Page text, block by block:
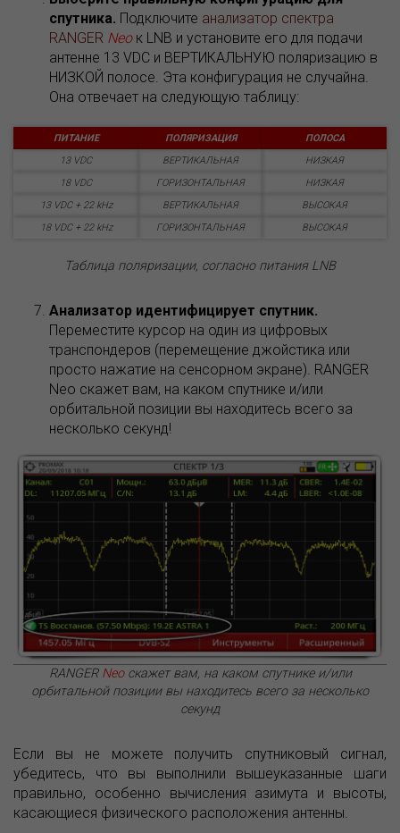
спутника. Подключите анализатор спектра
RANGER Neoк LNB и установите его для подачи
антенне 13 VDC и ВЕРТИКАЛЬНУЮ поляризацию в
НИЗКОЙ полосе. Эта конфигурация не случайна.
Она отвечает на следующую таблицу:
ПИТАНИЕ ПОЛЯРИЗАЦИЯ
ПОЛОСА
13 VDC
ВЕРТИКАЛЬНАЯ
НИЗКАЯ
18 VDC
ГОРИЗОНТАЛЬНАЯ
НИЗКАЯ
13 VDC + 22 kHz
ВЕРТИКАЛЬНАЯ
ВЫСОКАЯ
18 VDC + 22 kHz
ГОРИЗОНТАЛЬНАЯ ВЫСОКАЯ
Таблица поляризации, согласно питания LNB
Анализатор идентифицирует спутник.
Переместите курсор на один из цифровых
транспондеров (перемещение джойстика или
просто нажатие на сенсорном экране). RANGER
Neo скажет вам, на каком спутнике и/или
орбитальной позиции вы находитесь всего за
несколько секунд!
RANGER Neoскажет вам, на каком спутнике и/или
орбитальной позиции вы находитесь всего за несколько
секунд
Если вы не можете получить спутниковый сигнал,
убедитесь, что вы выполнили вышеуказанные шаги
правильно, особенно вычисления азимута и высоты,
касающиеся физического расположения антенны.